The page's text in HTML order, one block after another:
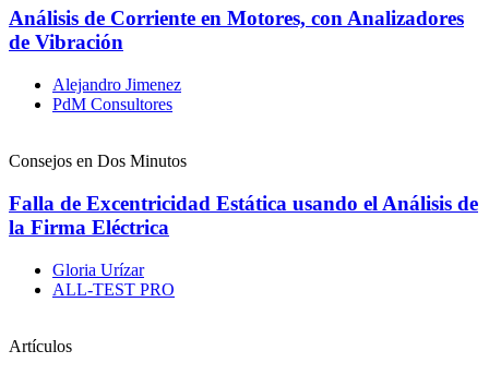
Análisis de Corriente en Motores, con Analizadores
de Vibración
Alejandro Jimenez
PdM Consultores
Consejos en Dos Minutos
Falla de Excentricidad Estática usando el Análisis de
la Firma Eléctrica
Gloria Urízar
ALL-TEST PRO
Artículos